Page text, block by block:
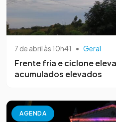
7 de abril às 10h41 • Geral
Frente fria e ciclone
acumulados elevados
AGENDA